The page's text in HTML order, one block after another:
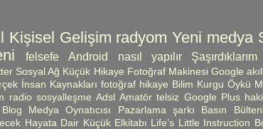
Kişisel Gelişim radyom Yeni medya
felsefe Android nasıl yapılır Şaşırdıklarım
Sosyal Ağ Küçük Hikaye Fotoğraf Makinesi Google
İnsan Kaynakları fotoğraf hikaye Bilim Kurgu Öykü
radio sosyalleşme Adsl Amatör telsiz Google Plus
Blog Medya Oynatıcısı Pazarlama şarkı Basın
Hayata Dair Küçük Elkitabı Life’s Little Instruction